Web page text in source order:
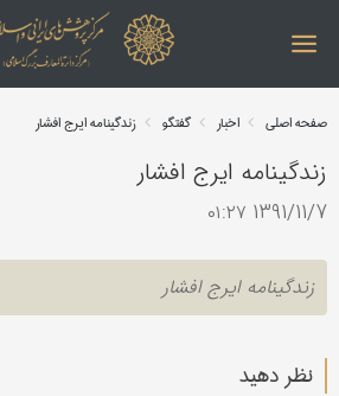
صفحه اصلی اخبار گفتگو زندگینامه ایرج افشار
زندگینامه ایرج افشار
1391/11/7 ۰۱:۲۷
زندگینامه ایرج افشار
نظر دهید